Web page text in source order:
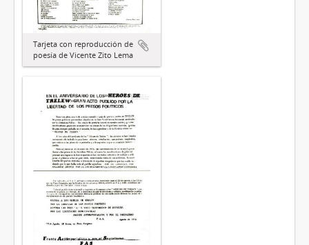
Tarjeta con reproducción de
poesía de Vicente Zito Lema